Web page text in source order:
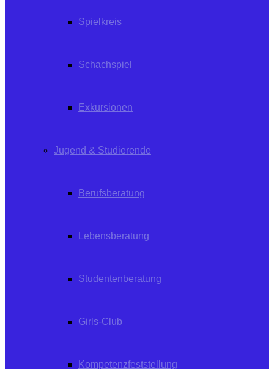
Spielkreis
Schachspiel
Exkursionen
Jugend & Studierende
Berufsberatung
Lebensberatung
Studentenberatung
Girls-Club
Kompetenzfeststellung